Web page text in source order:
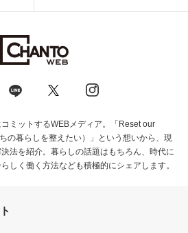
コミットするWEBメディア。「Reset our
の暮らしを整えたい）」という想いから、現
法を紹介。暮らしの話題はもちろん、時代に
しく働く方法なども積極的にシェアします。